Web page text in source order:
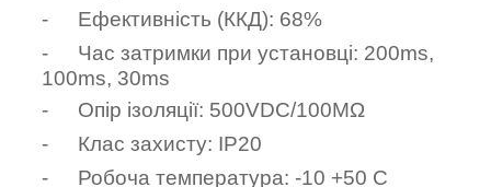
-
Ефективність (ККД): 68%
-
Час затримки при установці: 200ms,
100ms, 30ms
-
Опір ізоляції: 500VDC/100MΩ
-
Клас захисту: IP20
-
Робоча температура: -10 +50 С